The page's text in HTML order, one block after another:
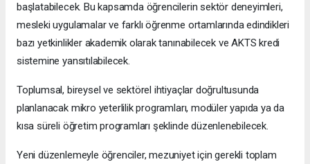
başlatabilecek. Bu kapsamda öğrencilerin sektör deneyimleri,
mesleki uygulamalar ve farklı öğrenme ortamlarında edindikleri
bazı yetkinlikler akademik olarak tanınabilecek ve AKTS kredi
sistemine yansıtılabilecek.
Toplumsal, bireysel ve sektörel ihtiyaçlar doğrultusunda
planlanacak mikro yeterlilik programları, modüler yapıda ya da
kısa süreli öğretim programları şeklinde düzenlenebilecek.
Yeni düzenlemeyle öğrenciler, mezuniyet için gerekli toplam